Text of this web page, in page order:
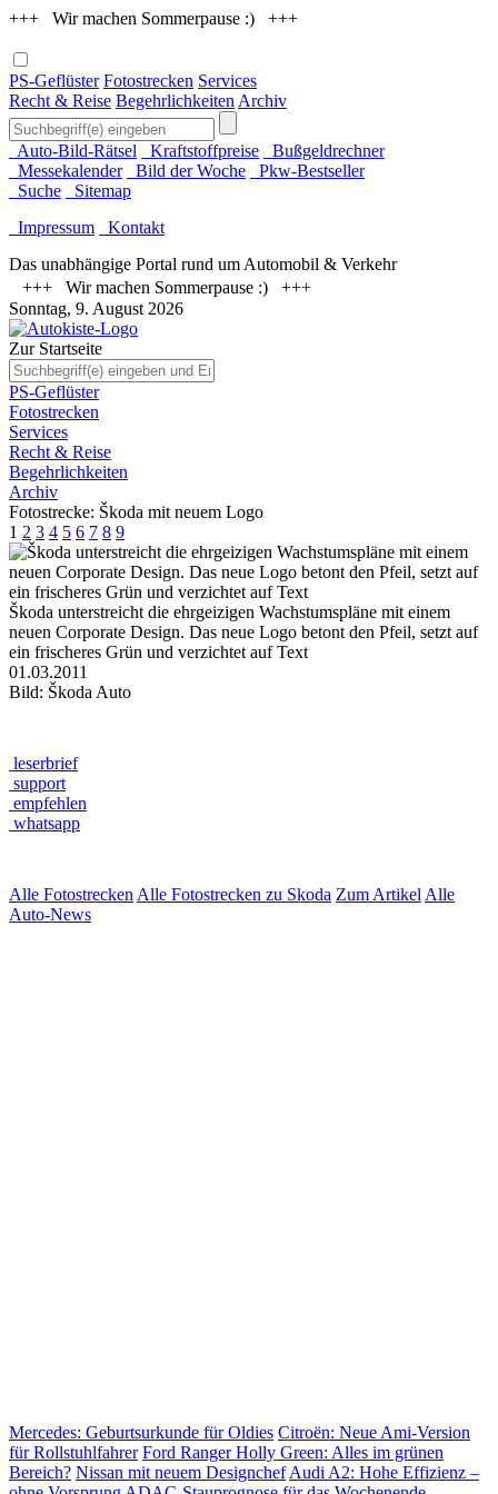
+++ Wir machen Sommerpause :) +++
PS-Geflüster Fotostrecken Services
Recht & Reise Begehrlichkeiten Archiv
Auto-Bild-Rätsel Kraftstoffpreise
Bußgeldrechner
Messekalender
Bild der Woche
Pkw-Bestseller
Suche
Sitemap
Impressum
Kontakt
Das unabhängige Portal rund um Automobil & Verkehr
+++ Wir machen Sommerpause :) +++
Sonntag, 9. August 2026
Zur Startseite
PS-Geflüster
Fotostrecken
Services
Recht & Reise
Begehrlichkeiten
Archiv
Fotostrecke: Škoda mit neuem Logo
1 2 3 4 5 6 7 8 9
Škoda unterstreicht die ehrgeizigen Wachstumspläne mit einem
neuen Corporate Design. Das neue Logo betont den Pfeil, setzt auf
ein frischeres Grün und verzichtet auf Text
01.03.2011
Bild: Škoda Auto
leserbrief
support
empfehlen
whatsapp
Alle Fotostrecken Alle Fotostrecken zu Skoda Zum Artikel Alle
Auto-News
Mercedes: Geburtsurkunde für Oldies Citroën: Neue Ami-Version
für Rollstuhlfahrer Ford Ranger Holly Green: Alles im grünen
Bereich? Nissan mit neuem Designchef Audi A2: Hohe Effizienz –